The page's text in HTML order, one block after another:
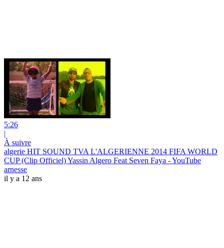
5:26
|
À suivre
algerie HIT SOUND TVA L'ALGERIENNE 2014 FIFA WORLD
CUP (Clip Officiel) Yassin Algero Feat Seven Faya - YouTube
arnesse
il y a 12 ans